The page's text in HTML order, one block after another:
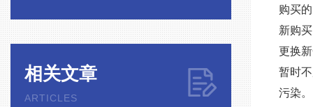
相关文章
ARTICLES
购买
新购
更换
暂时
污染。